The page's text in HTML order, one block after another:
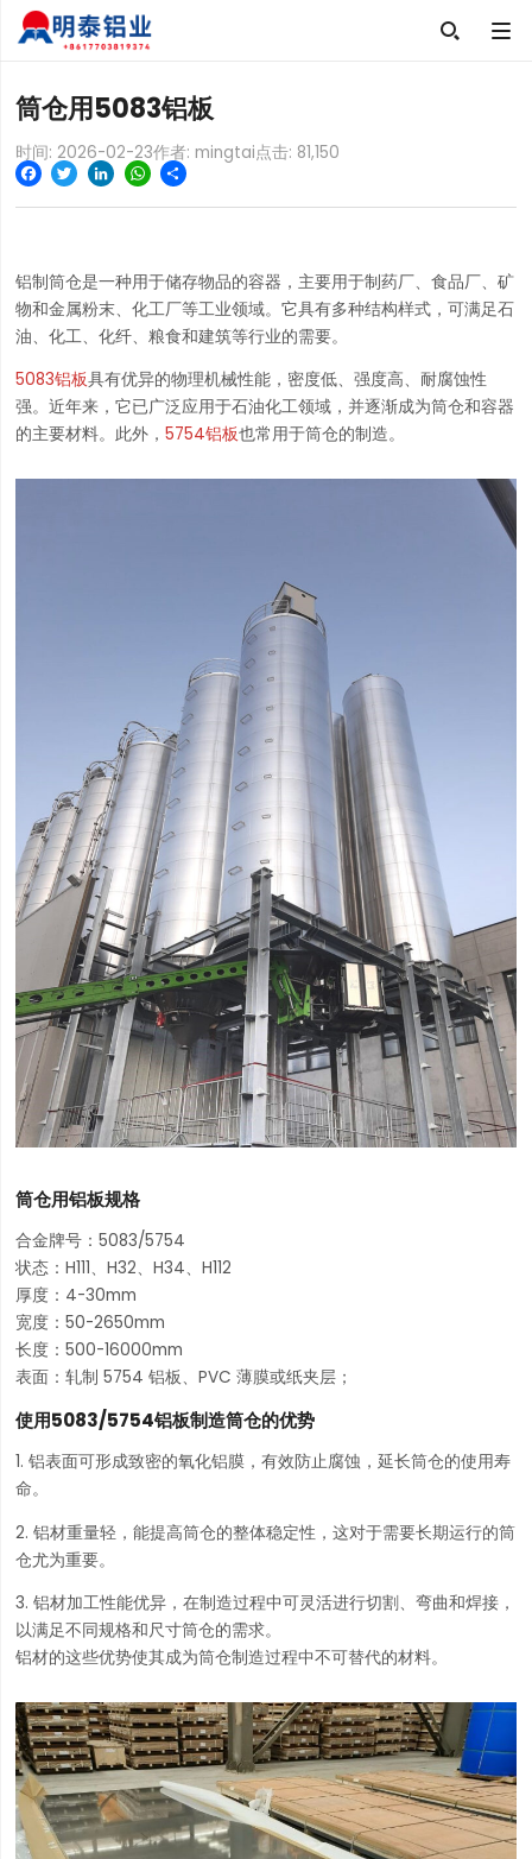

筒仓用5083铝板
时间: 2026-02-23作者: mingtai点击: 81,150
Facebook
TwitterLinkedInWhatsApp
Share
铝制筒仓是一种用于储存物品的容器，主要用于制药厂、食品厂、矿
物和金属粉末、化工厂等工业领域。它具有多种结构样式，可满足石
油、化工、化纤、粮食和建筑等行业的需要。
5083铝板具有优异的物理机械性能，密度低、强度高、耐腐蚀性
强。近年来，它已广泛应用于石油化工领域，并逐渐成为筒仓和容器
的主要材料。此外， 5754铝板也常用于筒仓的制造。
筒仓用铝板规格
合金牌号：5083/5754
状态：H111、H32、H34、H112
厚度：4-30mm
宽度：50-2650mm
长度：500-16000mm
表面：轧制 5754 铝板、PVC 薄膜或纸夹层；
使用5083/5754铝板制造筒仓的优势
1. 铝表面可形成致密的氧化铝膜，有效防止腐蚀，延长筒仓的使用寿
命。
2. 铝材重量轻，能提高筒仓的整体稳定性，这对于需要长期运行的筒
仓尤为重要。
3. 铝材加工性能优异，在制造过程中可灵活进行切割、弯曲和焊接，
以满足不同规格和尺寸筒仓的需求。
铝材的这些优势使其成为筒仓制造过程中不可替代的材料。